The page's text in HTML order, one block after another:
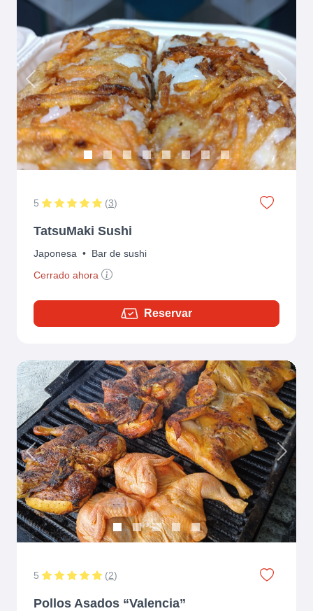
Previous Next
5 (3)
TatsuMaki Sushi
Japonesa • Bar de sushi
Cerrado ahora
Reservar
Previous Next
5 (2)
Pollos Asados “Valencia”